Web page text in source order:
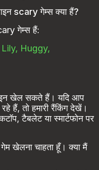
scary गेम्स क्या हैं?
गेम्स हैं:
Huggy,
खेल सकते हैं। यदि आप
हैं, तो हमारी रैंकिंग देखें।
टैबलेट या स्मार्टफोन पर
खेलना चाहता हूँ। क्या मैं